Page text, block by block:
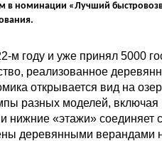
в номинации «Лучший
м году и уже принял 5000
реализованное
открывается вид на
разных моделей, включая
нижние «этажи» соединяет
деревянными верандами